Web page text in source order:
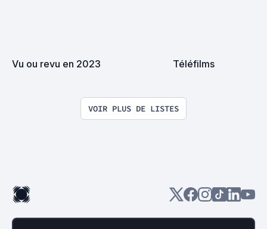
Vu ou revu en 2023 Téléfilms
VOIR PLUS DE LISTES